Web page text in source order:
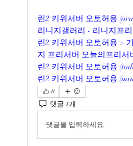
린2 키위서버 오토허용 (
리니지갤러리 - 리니지프
린2 키위서버 오토허용 >
지 프리서버 오늘의프리서
린2 키위서버 오토허용 (
린2 키위서버 오토허용 (
0
댓글 1개
댓글을 입력하세요.